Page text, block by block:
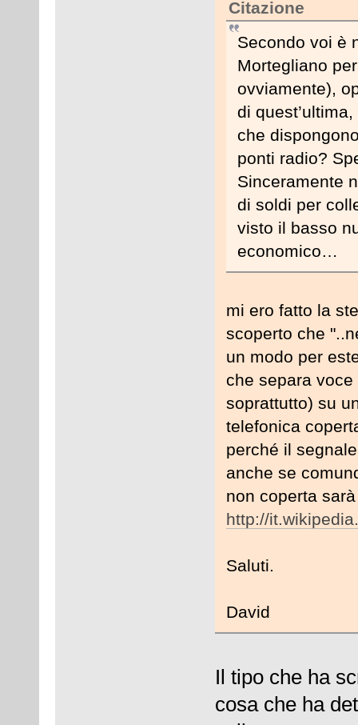
Citazione
Secondo voi è
Mortegliano
ovviamente),
di
che
ponti radio?
Sinceramente
di soldi per
visto il basso
economico…
mi ero fatto la
scoperto che
un modo per
che separa
soprattutto) su
telefonica
perché il
anche se
non coperta
http://
Saluti.
David
Il tipo che ha
cosa che ha